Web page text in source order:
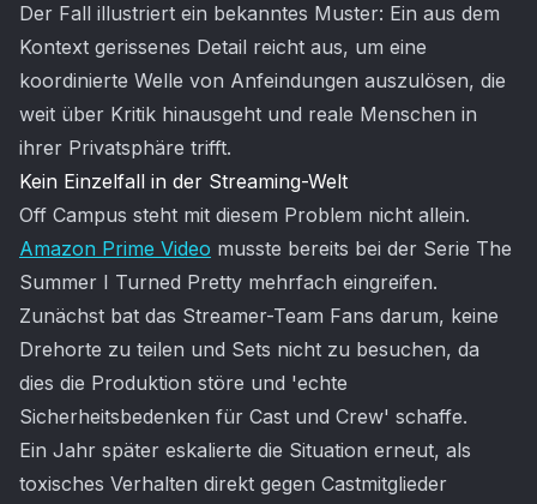
Der Fall illustriert ein bekanntes Muster: Ein aus dem
Kontext gerissenes Detail reicht aus, um eine
koordinierte Welle von Anfeindungen auszulösen, die
weit über Kritik hinausgeht und reale Menschen in
ihrer Privatsphäre trifft.
Kein Einzelfall in der Streaming-Welt
Off Campus steht mit diesem Problem nicht allein.
Amazon Prime Video musste bereits bei der Serie The
Summer I Turned Pretty mehrfach eingreifen.
Zunächst bat das Streamer-Team Fans darum, keine
Drehorte zu teilen und Sets nicht zu besuchen, da
dies die Produktion störe und 'echte
Sicherheitsbedenken für Cast und Crew' schaffe.
Ein Jahr später eskalierte die Situation erneut, als
toxisches Verhalten direkt gegen Castmitglieder